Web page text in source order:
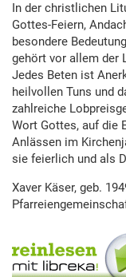
In der christlichen
Gottes-Feiern,
besondere
gehört vor allem der
Jedes Beten ist
heilvollen Tuns und
zahlreiche
Wort Gottes, auf die
Anlässen im
sie feierlich und als
Xaver Käser, geb.